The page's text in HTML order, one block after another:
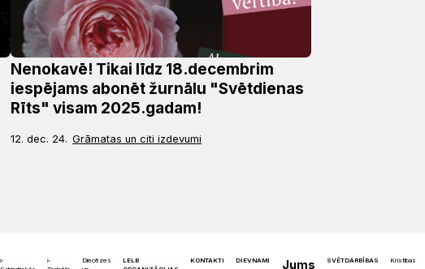
Nenokavē! Tikai līdz 18.decembrim
iespējams abonēt žurnālu "Svētdienas
Rīts" visam 2025.gadam!
12. dec. 24. Grāmatas un citi izdevumi
Diecēzes
LELB
KONTAKTI DIEVNAMI Jums SVĒTDARBĪBAS Kristības